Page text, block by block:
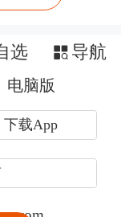
选 导航
电脑版
下载App